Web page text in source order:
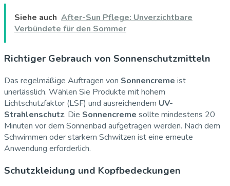
Siehe auch After-Sun Pflege: Unverzichtbare
Verbündete für den Sommer
Richtiger Gebrauch von Sonnenschutzmitteln
Das regelmäßige Auftragen von Sonnencreme ist
unerlässlich. Wählen Sie Produkte mit hohem
Lichtschutzfaktor (LSF) und ausreichendem UV-
Strahlenschutz. Die Sonnencreme sollte mindestens 20
Minuten vor dem Sonnenbad aufgetragen werden. Nach dem
Schwimmen oder starkem Schwitzen ist eine erneute
Anwendung erforderlich.
Schutzkleidung und Kopfbedeckungen